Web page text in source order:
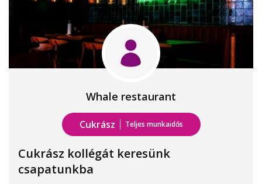
Whale restaurant
Cukrász Teljes munkaidős
Cukrász kollégát keresünk
csapatunkba